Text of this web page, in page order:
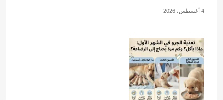
4 أغسطس، 2026